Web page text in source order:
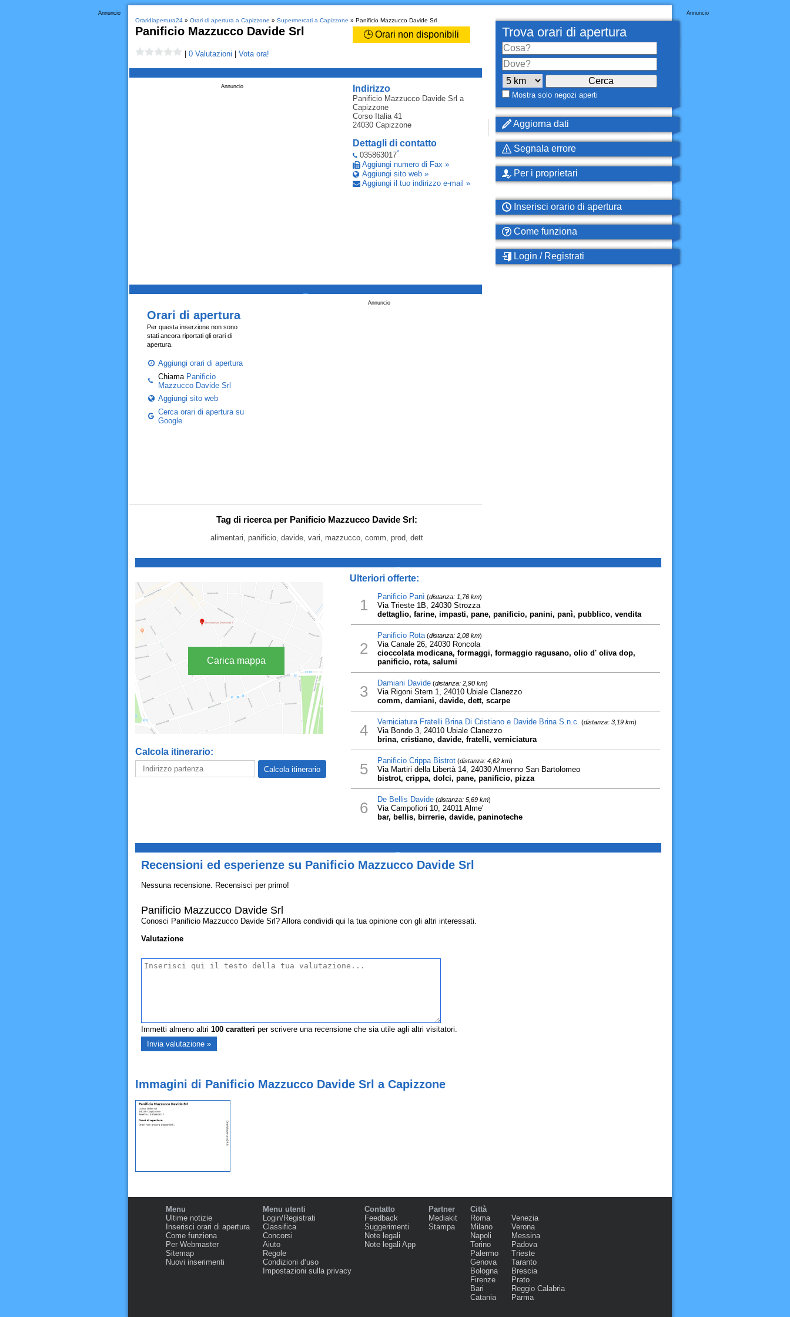
Annuncio
Oraridiapertura24» Orari di apertura a Capizzone » Supermercati a Capizzone » Panificio Mazzucco Davide Srl
Panificio Mazzucco Davide Srl 🕒 Orari non disponibili
0 Valutazioni Vota ora!
Indirizzo
Panificio Mazzucco Davide Srl a
Capizzone
Corso Italia 41
24030 Capizzone
Dettagli di contatto
035863017*
Aggiungi numero di Fax »
Aggiungi sito web »
Aggiungi il tuo indirizzo e-mail »
Annuncio
Annuncio
Orari di apertura
Per questa inserzione non sono
stati ancora riportati gli orari di
apertura.
Aggiungi orari di apertura
Chiama Panificio
Mazzucco Davide Srl
Aggiungi sito web
Cerca orari di apertura su
Google
Tag di ricerca per Panificio Mazzucco Davide Srl:
alimentari, panificio, davide, vari, mazzucco, comm, prod, dett
Annuncio
Trova orari di apertura
Mostra solo negozi aperti
Aggiorna dati
Segnala errore
Per i proprietari
Inserisci orario di apertura
Come funziona
Login / Registrati
Carica mappa
Calcola itinerario:
Ulteriori offerte:
1 Panificio Panì (distanza: 1,76 km)
Via Trieste 1B, 24030 Strozza
dettaglio, farine, impasti, pane, panificio, panini, panì, pubblico, vendita
2
Panificio Rota(distanza: 2,08 km)
Via Canale 26, 24030 Roncola
cioccolata modicana, formaggi, formaggio ragusano, olio d' oliva dop,
panificio, rota, salumi
3 Damiani Davide(distanza: 2,90 km)
Via Rigoni Stern 1, 24010 Ubiale Clanezzo
comm, damiani, davide, dett, scarpe
4 Verniciatura Fratelli Brina Di Cristiano e Davide Brina S.n.c. (distanza: 3,19 km)
Via Bondo 3, 24010 Ubiale Clanezzo
brina, cristiano, davide, fratelli, verniciatura
5 Panificio Crippa Bistrot(distanza: 4,62 km)
Via Martiri della Libertà 14, 24030 Almenno San Bartolomeo
bistrot, crippa, dolci, pane, panificio, pizza
6 De Bellis Davide(distanza: 5,69 km)
Via Campofiori 10, 24011 Alme'
bar, bellis, birrerie, davide, paninoteche
Recensioni ed esperienze su Panificio Mazzucco Davide Srl
Nessuna recensione. Recensisci per primo!
Panificio Mazzucco Davide Srl
Conosci Panificio Mazzucco Davide Srl? Allora condividi qui la tua opinione con gli altri interessati.
Valutazione
Immetti almeno altri 100caratteri per scrivere una recensione che sia utile agli altri visitatori.
Immagini di Panificio Mazzucco Davide Srl a Capizzone
Menu
Ultime notizie
Inserisci orari di apertura
Come funziona
Per Webmaster
Sitemap
Nuovi inserimenti
Menu utenti
Login/Registrati
Classifica
Concorsi
Aiuto
Regole
Condizioni d‘uso
Impostazioni sulla privacy
Contatto
Feedback
Suggerimenti
Note legali
Note legali App
Partner
Mediakit
Stampa
Città
Roma
Milano
Napoli
Torino
Palermo
Genova
Bologna
Firenze
Bari
Catania
Venezia
Verona
Messina
Padova
Trieste
Taranto
Brescia
Prato
Reggio Calabria
Parma